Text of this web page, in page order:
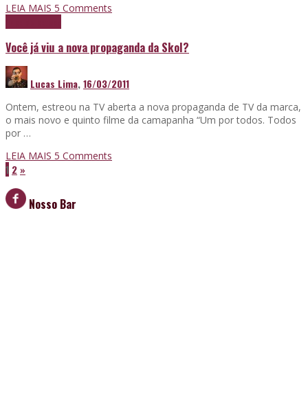
LEIA MAIS 5 Comments
Você já viu a nova propaganda da Skol?
Lucas Lima,16/03/2011
Ontem, estreou na TV aberta a nova propaganda de TV da marca,
o mais novo e quinto filme da camapanha “Um por todos. Todos
por …
LEIA MAIS 5 Comments
1 2 »
Nosso Bar